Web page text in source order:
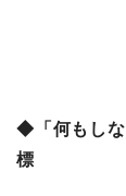
◆「何もしな
標